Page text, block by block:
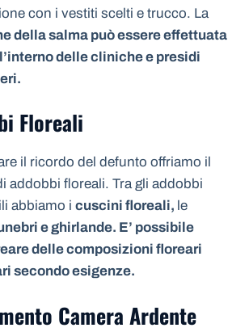
con i vestiti scelti e trucco. La
della salma può essere effettuata
delle cliniche e presidi
Floreali
il ricordo del defunto offriamo il
addobbi floreali. Tra gli addobbi
abbiamo i cuscini floreali, le
e ghirlande. E’ possibile
delle composizioni floreari
secondo esigenze.
Camera Ardente